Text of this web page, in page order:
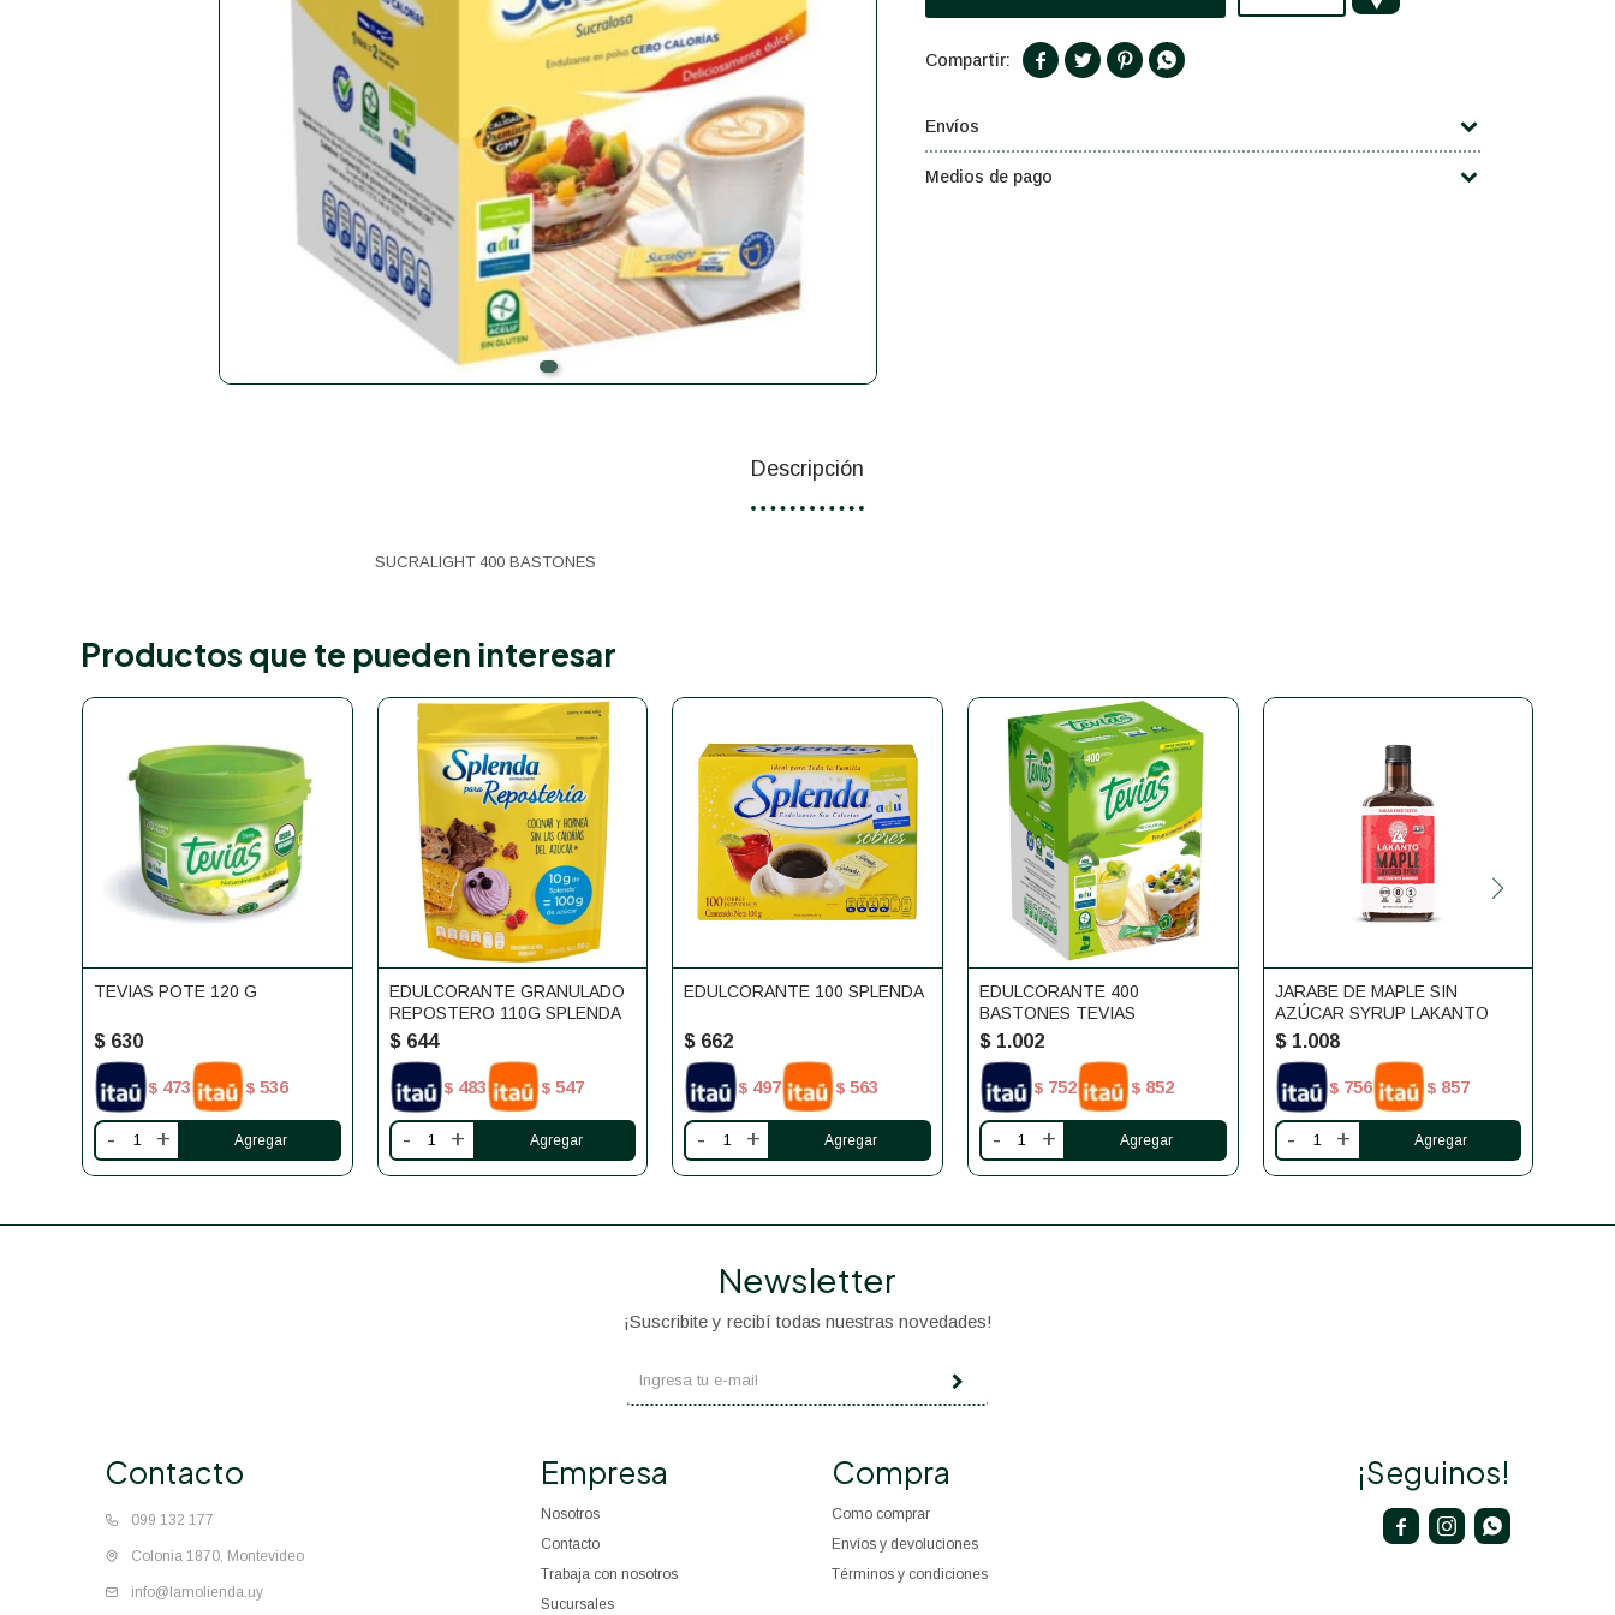
   
Envíos
Medios de pago
Descripción
SUCRALIGHT 400 BASTONES
Productos que te pueden interesar
TEVIAS POTE 120 G
$ 630
$ 473 $ 536
- +
EDULCORANTE GRANULADO
REPOSTERO 110G SPLENDA
$ 644
$ 483 $ 547
- +
EDULCORANTE 100 SPLENDA
$ 662
$ 497 $ 563
- +
EDULCORANTE 400
BASTONES TEVIAS
$ 1.002
$ 752 $ 852
- +
JARABE DE MAPLE SIN
AZÚCAR SYRUP LAKANTO
$ 1.008
$ 756 $ 857
- +
Contacto
099 132 177
Colonia 1870, Montevideo
info@lamolienda.uy
Empresa
Nosotros
Contacto
Trabaja con nosotros
Sucursales
Compra
Como comprar
Envíos y devoluciones
Términos y condiciones
Newsletter
¡Suscribite y recibí todas nuestras novedades!
¡Seguinos!
  